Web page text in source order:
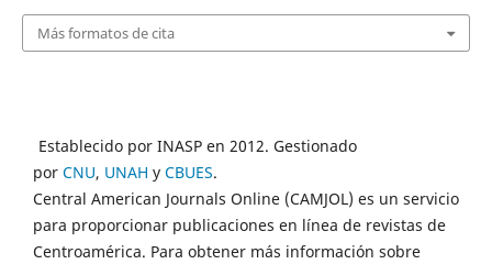
Más formatos de cita
Establecido por INASP en 2012. Gestionado
por CNU, UNAH y CBUES.
Central American Journals Online (CAMJOL) es un servicio
para proporcionar publicaciones en línea de revistas de
Centroamérica. Para obtener más información sobre